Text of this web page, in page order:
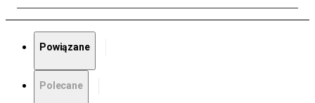
Powiązane
Polecane